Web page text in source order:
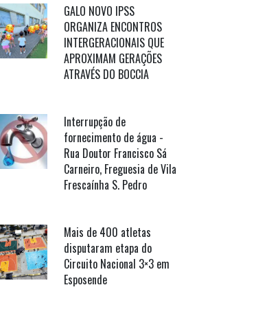
GALO NOVO IPSS
ORGANIZA ENCONTROS
INTERGERACIONAIS QUE
APROXIMAM GERAÇÕES
ATRAVÉS DO BOCCIA
Interrupção de
fornecimento de água -
Rua Doutor Francisco Sá
Carneiro, Freguesia de Vila
Frescaínha S. Pedro
Mais de 400 atletas
disputaram etapa do
Circuito Nacional 3×3 em
Esposende